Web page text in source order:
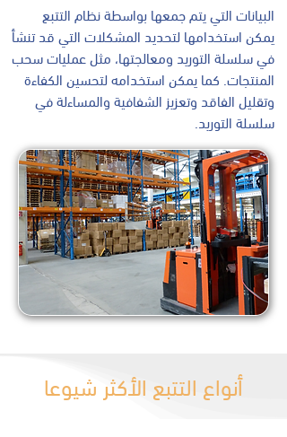
البيانات التي يتم جمعها بواسطة نظام التتبع
يمكن استخدامها لتحديد المشكلات التي قد تنشأ
في سلسلة التوريد ومعالجتها، مثل عمليات سحب
المنتجات. كما يمكن استخدامه لتحسين الكفاءة
وتقليل الفاقد وتعزيز الشفافية والمساءلة في
سلسلة التوريد.
أنواع التتبع الأكثر شيوعا